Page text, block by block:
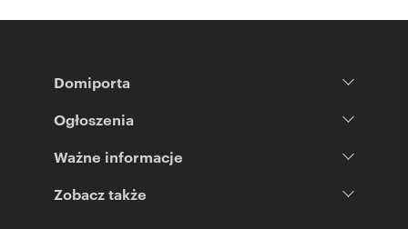
Domiporta
Ogłoszenia
Ważne informacje
Zobacz także